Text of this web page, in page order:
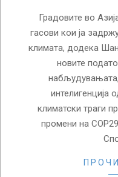
Градовите во
гасови кои ја
климата, додека
новите
интелигенција
климатски траги
промени на